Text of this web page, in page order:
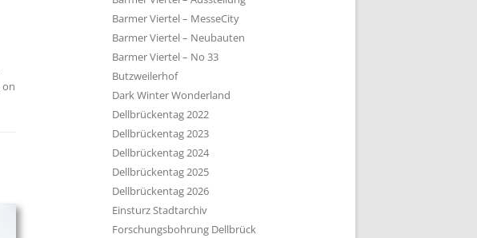
on
Barmer Viertel – MesseCity
Barmer Viertel – Neubauten
Barmer Viertel – No 33
Butzweilerhof
Dark Winter Wonderland
Dellbrückentag 2022
Dellbrückentag 2023
Dellbrückentag 2024
Dellbrückentag 2025
Dellbrückentag 2026
Einsturz Stadtarchiv
Forschungsbohrung Dellbrück